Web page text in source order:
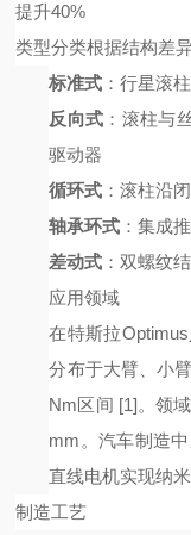
提升40%
类型分类根据结构差
标准式 ：行星滚
反向式 ：滚柱与
驱动器
循环式 ：滚柱沿
轴承环式 ：集成
差动式 ：双螺纹
应用领域
在特斯拉
分布于大臂、小
Nm区间 [1]。领
mm。汽车制造
直线电机实现纳
制造工艺